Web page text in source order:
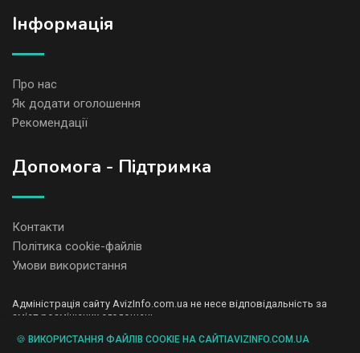
Iнформація
Про нас
Як додати оголошення
Рекомендації
Допомога - Підтримка
Контакти
Політика cookie-файлів
Умови використання
Адміністрація сайту AvizInfo.com.ua не несе відповідальність за
зміст розміщених оголошень.
і не продаємо особисту інформацію зареєстрованих користувачів
🍪 ВИКОРИСТАННЯ ФАЙЛІВ COOKIE НА САЙТІAVIZINFO.COM.UA